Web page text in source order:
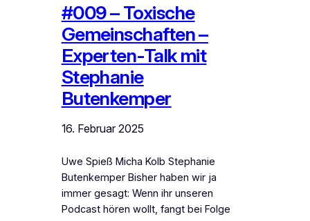
#009 – Toxische
Gemeinschaften –
Experten-Talk mit
Stephanie
Butenkemper
16. Februar 2025
Uwe Spieß Micha Kolb Stephanie
Butenkemper Bisher haben wir ja
immer gesagt: Wenn ihr unseren
Podcast hören wollt, fangt bei Folge